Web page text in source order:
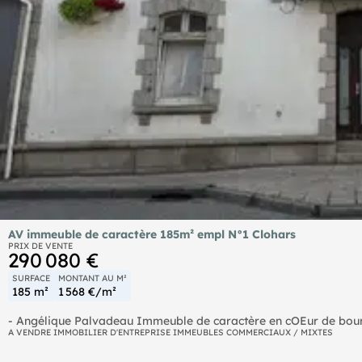
AV immeuble de caractère 185m² empl N°1 Clohars
PRIX DE VENTE
290 080 €
SURFACE
185 m²
MONTANT AU M²
1 568 €/m²
- Angélique Palvadeau Immeuble de caractère en cOEur de bourg – Local commercial et appartement Au cOEur d'une commune
dynamique en plein développement, découvrez cet immeuble
A VENDRE IMMOBILIER D'ENTREPRISE IMMEUBLES COMMERCIAUX / MIXTES